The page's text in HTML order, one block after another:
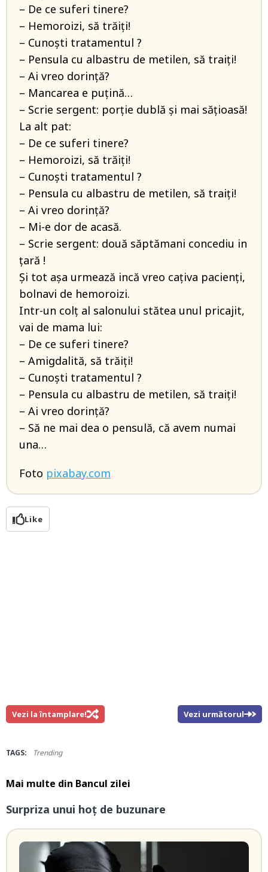
– De ce suferi tinere?
– Hemoroizi, să trăiţi!
– Cunoşti tratamentul ?
– Pensula cu albastru de metilen, să traiţi!
– Ai vreo dorinţă?
– Mancarea e puţină…
– Scrie sergent: porţie dublă şi mai săţioasă!
La alt pat:
– De ce suferi tinere?
– Hemoroizi, să trăiţi!
– Cunoşti tratamentul ?
– Pensula cu albastru de metilen, să traiţi!
– Ai vreo dorinţă?
– Mi-e dor de acasă.
– Scrie sergent: două săptămani concediu in
ţară !
Şi tot aşa urmează incă vreo caţiva pacienţi,
bolnavi de hemoroizi.
Intr-un colţ al salonului stătea unul pricajit,
vai de mama lui:
– De ce suferi tinere?
– Amigdalită, să trăiţi!
– Cunoşti tratamentul ?
– Pensula cu albastru de metilen, să traiţi!
– Ai vreo dorinţă?
– Să ne mai dea o pensulă, că avem numai
una…
Foto pixabay.com
Like
Vezi la întamplare! Vezi următorul
TAGS: Trending
Mai multe din Bancul zilei
Surpriza unui hoţ de buzunare